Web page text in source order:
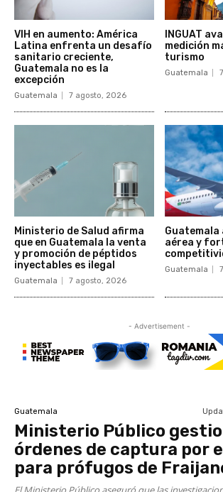
VIH en aumento: América
Latina enfrenta un desafío
sanitario creciente,
Guatemala no es la
excepción
Guatemala 7 agosto, 2026
INGUAT
medición
turismo
Guatemala
Ministerio de Salud afirma
que en Guatemala la venta
y promoción de péptidos
inyectables es ilegal
Guatemala 7 agosto, 2026
Guatemala
aérea y
Guatemala
- Advertisement -